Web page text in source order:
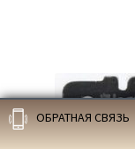
ОБРАТНАЯ СВЯЗЬ